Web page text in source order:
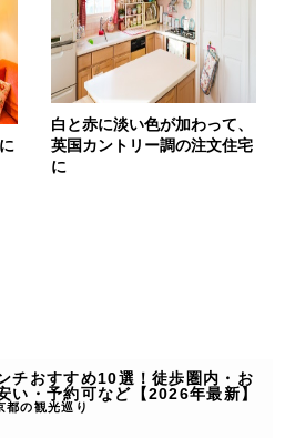
白と赤に淡い色が加わって、
英国カントリー調の注文住宅
に
チおすすめ10選！徒歩圏内・お
い・予約可など【2026年最新】
都の観光巡り